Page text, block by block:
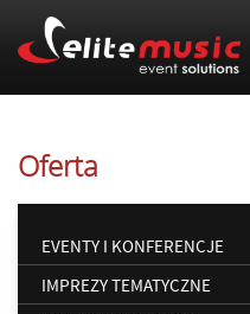
Oferta
EVENTY I KONFERENCJE
IMPREZY TEMATYCZNE